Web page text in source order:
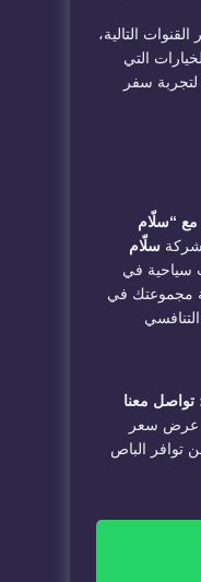
التالية،
التي
سفر
مع “سلّام
سلّام
سياحية في
مجموعتك في
تواصل معنا
عرض سعر
توافر الباص